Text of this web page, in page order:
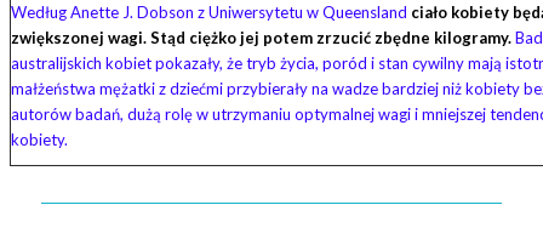
Według Anette J. Dobson z Uniwersytetu w Queensland ciało kobiety
zwiększonej wagi. Stąd ciężko jej potem zrzucić zbędne kilogramy.
australijskich kobiet pokazały, że tryb życia, poród i stan cywilny mają
małżeństwa mężatki z dziećmi przybierały na wadze bardziej niż kobiety
autorów badań, dużą rolę w utrzymaniu optymalnej wagi i mniejszej
kobiety.